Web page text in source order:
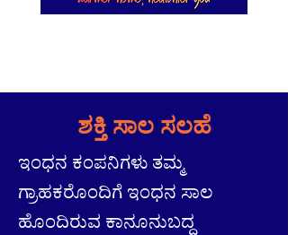
ಶಕ್ತಿ ಸಾಲ ಸಲಹೆ
ಇಂಧನ ಕಂಪನಿಗಳು ತಮ್ಮ
ಗ್ರಾಹಕರೊಂದಿಗೆ ಇಂಧನ ಸಾಲ
ಹೊಂದಿರುವ ಕಾನೂನುಬದ್ಧ